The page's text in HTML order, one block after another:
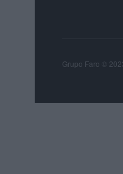
Grupo Faro ©